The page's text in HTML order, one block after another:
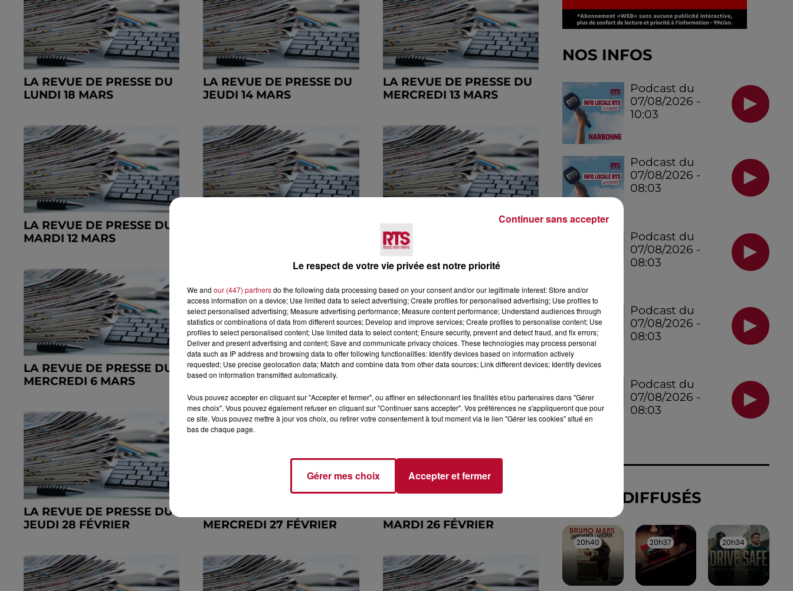
LA REVUE DE PRESSE DU
LUNDI 18 MARS
LA REVUE DE PRESSE DU
JEUDI 14 MARS
LA REVUE DE PRESSE DU
MERCREDI 13 MARS
LA REVUE DE PRESSE DU
MARDI 12 MARS
LA REVUE DE PRESSE DU
JEUDI 7 MARS
LA REVUE DE PRESSE DU
MERCREDI 6 MARS
LA REVUE DE PRESSE DU
MARDI 5 MARS
LA REVUE DE PRESSE DU
LA REVUE DE PRESSE DU
JEUDI 28 FÉVRIER
MERCREDI 27 FÉVRIER
MARDI 26 FÉVRIER
NOS INFOS
Podcast du
07/08/2026 -
10:03
Podcast du
07/08/2026 -
08:03
Podcast du
07/08/2026 -
08:03
Podcast du
07/08/2026 -
08:03
Podcast du
07/08/2026 -
08:03
TITRES DIFFUSÉS
20h40
20h40 20h37
20h37 20h34
20h34
Le respect de votre vie privée est notre priorité
We and our (447) partnersdo the following data processing based on your consent and/or our legitimate interest: Store and/or
access information on a device; Use limited data to select advertising; Create profiles for personalised advertising; Use profiles to
select personalised advertising; Measure advertising performance; Measure content performance; Understand audiences through
statistics or combinations of data from different sources; Develop and improve services; Create profiles to personalise content; Use
profiles to select personalised content; Use limited data to select content; Ensure security, prevent and detect fraud, and fix errors;
Deliver and present advertising and content; Save and communicate privacy choices. These technologies may process personal
data such as IP address and browsing data to offer following functionalities: Identify devices based on information actively
requested; Use precise geolocation data; Match and combine data from other data sources; Link different devices; Identify devices
based on information transmitted automatically.
Vous pouvez accepter en cliquant sur "Accepter et fermer", ou affiner en sélectionnant les finalités et/ou partenaires dans "Gérer
mes choix". Vous pouvez également refuser en cliquant sur "Continuer sans accepter". Vos préférences ne s'appliqueront que pour
ce site. Vous pouvez mettre à jour vos choix, ou retirer votre consentement à tout moment via le lien "Gérer les cookies" situé en
bas de chaque page.
Gérer mes choix Accepter et fermer
Continuer sans accepter